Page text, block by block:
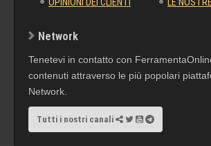
OPINIONI DEI CLIENTI LE
Network
Tenetevi in contatto con
contenuti attraverso le più popolari
Network.
Tutti i nostri canali